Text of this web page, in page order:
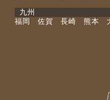
九州
福岡 佐賀 長崎 熊本